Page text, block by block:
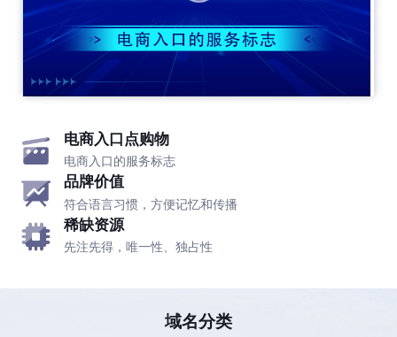
电商入口点购物
电商入口的服务标志
品牌价值
符合语言习惯，方便记忆和传播
稀缺资源
先注先得，唯一性、独占性
域名分类